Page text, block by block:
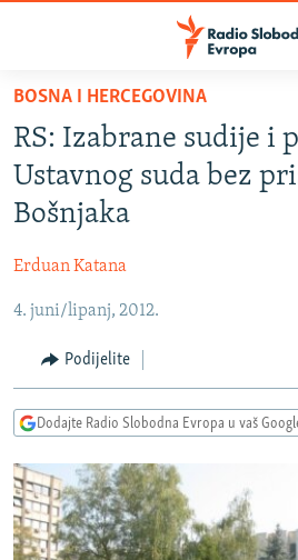
Pređite
glavni
sadržaj
Pređite
na
glavnu
Pređite
pretragu
BOSNA I HERCEGOVINA
SRBIJA
KOSOVO
CRNA GORA
VIZUELNO
VIDEO
INFOGRAFIKE
PODCASTI
KINA NA BALKANU
RSE PRIČE IZ SVIJETA
ISPRIČAJ MI
BOSNA I HERCEGOVINA
RS: Izabrane sudije i
Ustavnog suda bez
Bošnjaka
Erduan Katana
4. juni/lipanj, 2012.
Podijelite
Dodajte Radio Slobodna Evropa u vaš